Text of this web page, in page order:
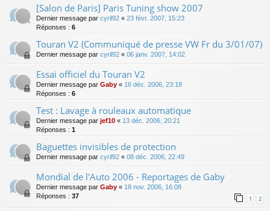
[Salon de Paris] Paris Tuning show 2007
Dernier message par cyril92 « 23 févr. 2007, 15:23
Réponses : 6
Touran V2 (Communiqué de presse VW Fr du 3/01/07)
Dernier message par cyril92 « 06 janv. 2007, 14:02
Essai officiel du Touran V2
Dernier message par Gaby « 16 déc. 2006, 23:18
Réponses : 6
Test : Lavage à rouleaux automatique
Dernier message par jef10 « 13 déc. 2006, 20:21
Réponses : 1
Baguettes invisibles de protection
Dernier message par cyril92 « 08 déc. 2006, 22:49
Mondial de l'Auto 2006 - Reportages de Gaby
Dernier message par Gaby « 18 nov. 2006, 16:08
Réponses : 37 1 2